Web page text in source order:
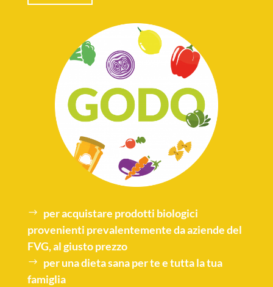
per acquistare prodotti biologici
provenienti prevalentemente da aziende del
FVG, al giusto prezzo
per unadieta sanaper te e tutta la tua
famiglia